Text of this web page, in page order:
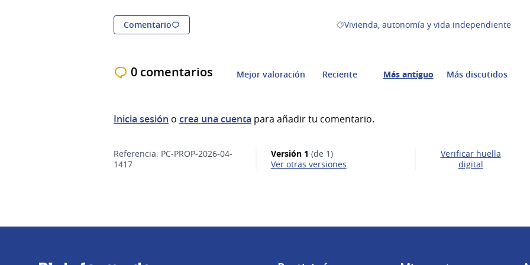
Comentario Resultados al filtrar por la categoría: Vivienda,
Vivienda, autonomía y vida independiente
0 comentarios Mejor valoración Reciente Más antiguo Más discutidos
Inicia sesión o crea una cuenta para añadir tu comentario.
Referencia: PC-PROP-2026-04-
1417
Versión 1 (de 1)
ver otras versiones
Verificar huella
digital